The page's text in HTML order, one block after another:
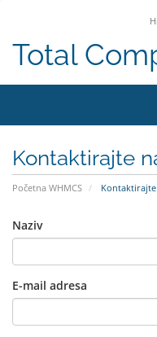
Total
Kontaktirajte
Početna WHMCS
Naziv
E-mail adresa